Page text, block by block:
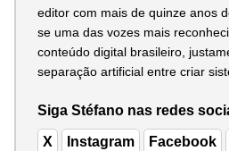
editor com mais de quinze anos
se uma das vozes mais
conteúdo digital brasileiro,
separação artificial entre criar
Siga Stéfano nas redes
X Instagram Facebook